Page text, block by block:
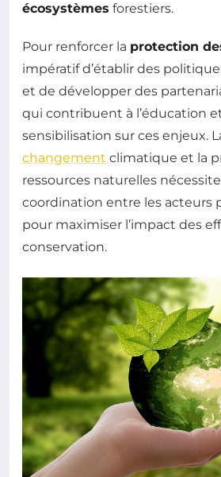
écosystèmes forestiers.
Pour renforcer la protection
impératif d’établir des
et de développer des
qui contribuent à l’éducation
sensibilisation sur ces enjeux.
changement climatique et la
ressources naturelles
coordination entre les acteurs
pour maximiser l’impact des
conservation.